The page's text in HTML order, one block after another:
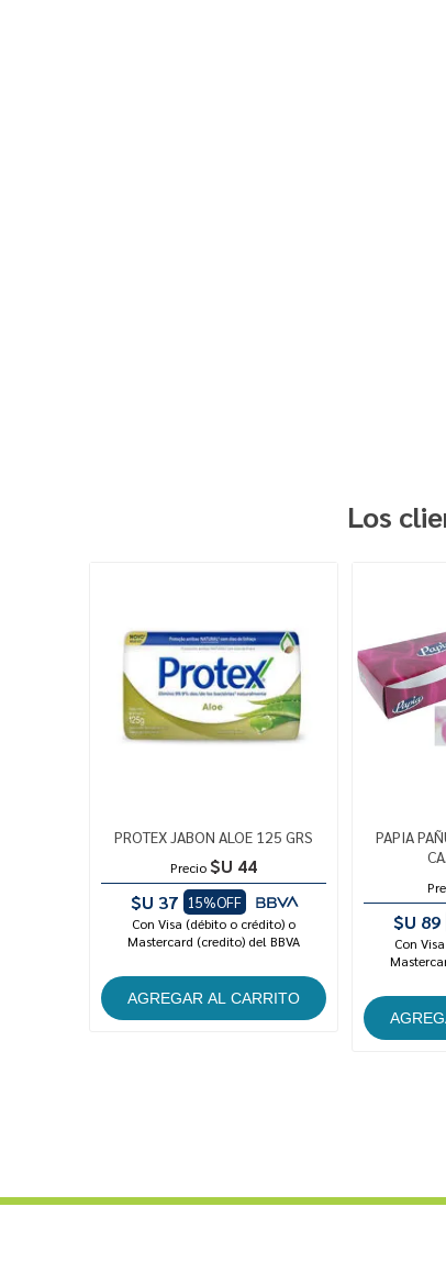
Los
PROTEX JABON ALOE 125 GRS
Precio $U 44
$U 37
15%OFF
Con Visa (débito o crédito) o
Mastercard (credito) del BBVA
PAPIA
$U 89
Con